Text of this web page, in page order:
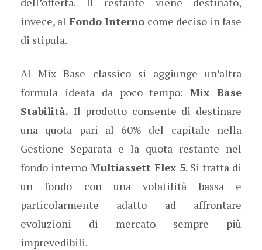
invece, al Fondo Interno come deciso in fase
di stipula.
Al Mix Base classico si aggiunge un’altra
formula ideata da poco tempo:Mix Base
Stabilità. Il prodotto consente di destinare
una quota pari al 60% del capitale nella
Gestione Separata e la quota restante nel
fondo interno Multiassett Flex 5. Si tratta di
un fondo con una volatilità bassa e
particolarmente adatto ad affrontare
evoluzioni di mercato sempre più
imprevedibili.